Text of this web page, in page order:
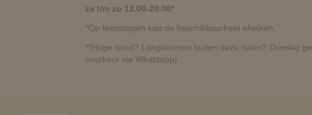
za t/m zo 12.00-20.00*
*Op feestdagen kan de beschikbaarheid afwijken.
**Hoge nood? Langskomen buiten deze tijden? Overleg
voorkeur via Whatsapp)